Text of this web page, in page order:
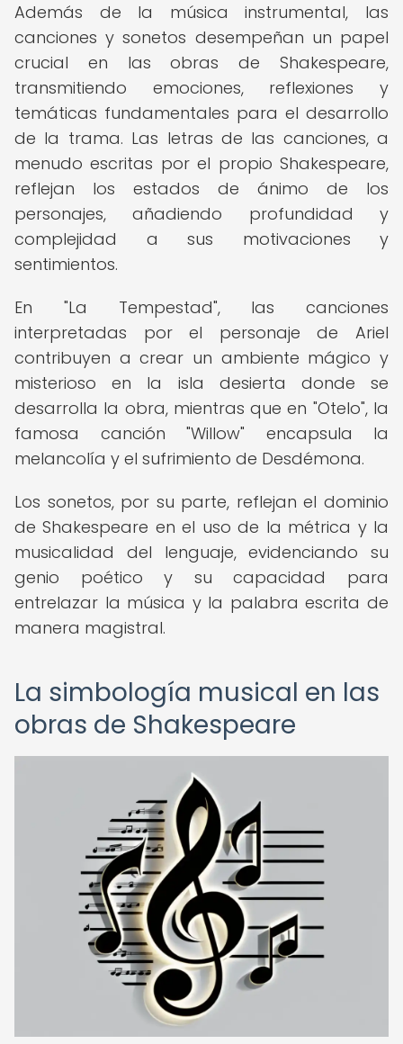
Además de la música instrumental, las
canciones y sonetos desempeñan un papel
crucial en las obras de Shakespeare,
transmitiendo emociones, reflexiones y
temáticas fundamentales para el desarrollo
de la trama. Las letras de las canciones, a
menudo escritas por el propio Shakespeare,
reflejan los estados de ánimo de los
personajes, añadiendo profundidad y
complejidad a sus motivaciones y
sentimientos.
En "La Tempestad", las canciones
interpretadas por el personaje de Ariel
contribuyen a crear un ambiente mágico y
misterioso en la isla desierta donde se
desarrolla la obra, mientras que en "Otelo", la
famosa canción "Willow" encapsula la
melancolía y el sufrimiento de Desdémona.
Los sonetos, por su parte, reflejan el dominio
de Shakespeare en el uso de la métrica y la
musicalidad del lenguaje, evidenciando su
genio poético y su capacidad para
entrelazar la música y la palabra escrita de
manera magistral.
La simbología musical en las
obras de Shakespeare